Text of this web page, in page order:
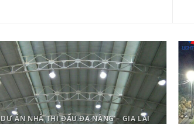
DỰ ÁN NHÀ THI ĐẤU ĐA NĂNG – GIA LAI